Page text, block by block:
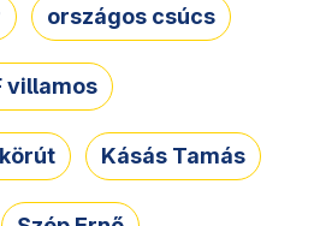
országos csúcs
villamos
Kásás Tamás